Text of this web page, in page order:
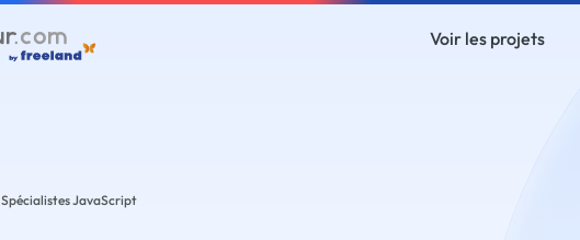
Voir les projets
Spécialistes JavaScript